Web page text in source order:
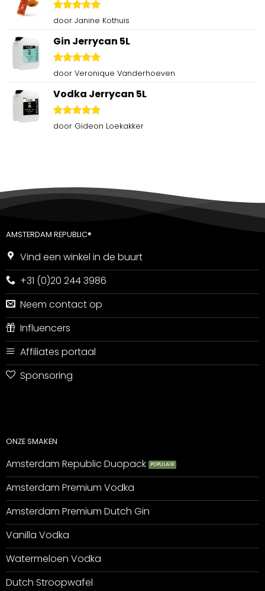
Gewaardeerd
door Janine Kothuis
Gin Jerrycan 5L
Gewaardeerd
door Veronique Vanderhoeven
Vodka Jerrycan 5L
Gewaardeerd
door Gideon Loekakker
AMSTERDAM REPUBLIC®
Vind een winkel in de buurt
+31 (0)20 244 3986
Neem contact op
Influencers
Affiliates portaal
Sponsoring
ONZE SMAKEN
Amsterdam Republic Duopack
Amsterdam Premium Vodka
Amsterdam Premium Dutch Gin
Vanilla Vodka
Watermeloen Vodka
Dutch Stroopwafel